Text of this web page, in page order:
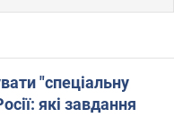
"спеціальну
які завдання